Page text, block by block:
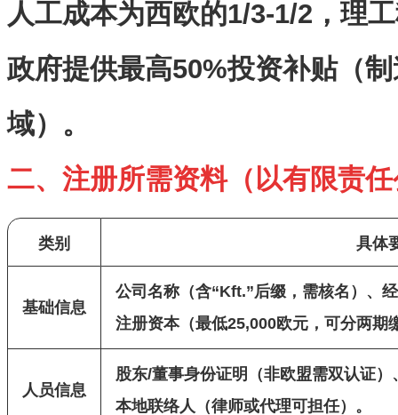
人工成本为西欧的1/3-1/2 ，理
政府提供最高50%投资补贴（
域）。
二、注册所需资料（以有限责
类别 具体
基础信息
公司名称（含“Kft.”后缀，需核名）、
注册资本（最低25,000欧元，可分两期
人员信息
股东/董事身份证明（非欧盟需双认证
本地联络人（律师或代理可担任）。